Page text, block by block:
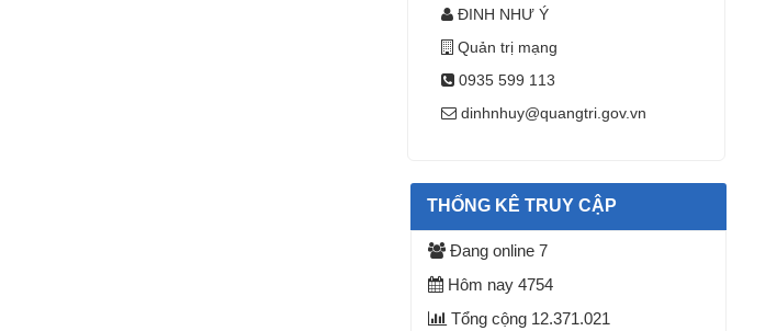
ĐINH NHƯ Ý
Quản trị mạng
0935 599 113
dinhnhuy@quangtri.gov.vn
THỐNG KÊ TRUY CẬP
Đang online 7
Hôm nay 4754
Tổng cộng 12.371.021